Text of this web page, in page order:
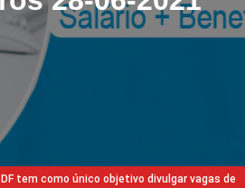
tem como único objetivo divulgar vagas de